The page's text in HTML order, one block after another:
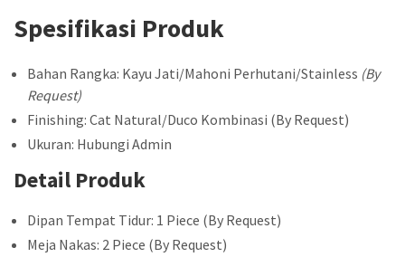
Spesifikasi Produk
Bahan Rangka: Kayu Jati/Mahoni Perhutani/Stainless (By
Request)
Finishing: Cat Natural/Duco Kombinasi (By Request)
Ukuran: Hubungi Admin
Detail Produk
Dipan Tempat Tidur: 1 Piece (By Request)
Meja Nakas: 2 Piece (By Request)